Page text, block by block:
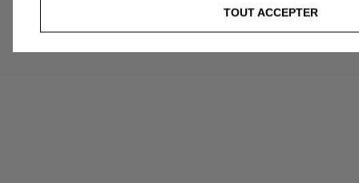
TOUT ACCEPTER